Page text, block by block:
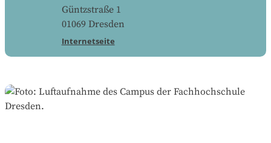
Güntzstraße 1
01069 Dresden
Internetseite